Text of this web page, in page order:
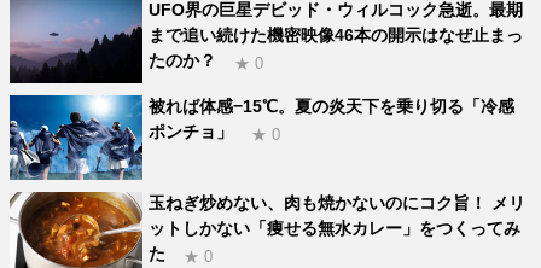
UFO界の巨星デビッド・ウィルコック急逝。最期
まで追い続けた機密映像46本の開示はなぜ止まっ
たのか？
★ 0
被れば体感−15℃。夏の炎天下を乗り切る「冷感
ポンチョ」
★ 0
玉ねぎ炒めない、肉も焼かないのにコク旨！ メリ
ットしかない「痩せる無水カレー」をつくってみ
た
★ 0